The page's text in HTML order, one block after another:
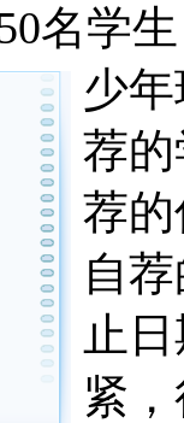
学生
少
荐
荐
自
止
紧